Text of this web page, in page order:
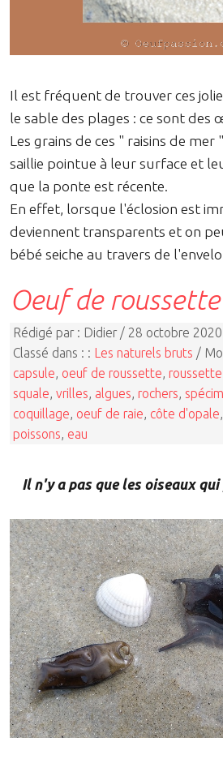
Il est fréquent de trouver ces
le sable des plages : ce sont des
Les grains de ces " raisins de
saillie pointue à leur surface et
que la ponte est récente.
En effet, lorsque l'éclosion est
deviennent transparents et on
bébé seiche au travers de
Oeuf de roussette
Rédigé par : Didier / 28 octobre
Classé dans : :
Les naturels bruts /
capsule, oeuf de roussette, roussette
squale, vrilles, algues, rochers,
coquillage, oeuf de raie, côte d'opale,
poissons, eau
Il n'y a pas que les oiseaux